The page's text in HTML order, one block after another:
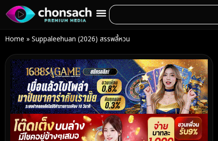
Home » Suppaleehuan (2026) สรรพลี้หวน